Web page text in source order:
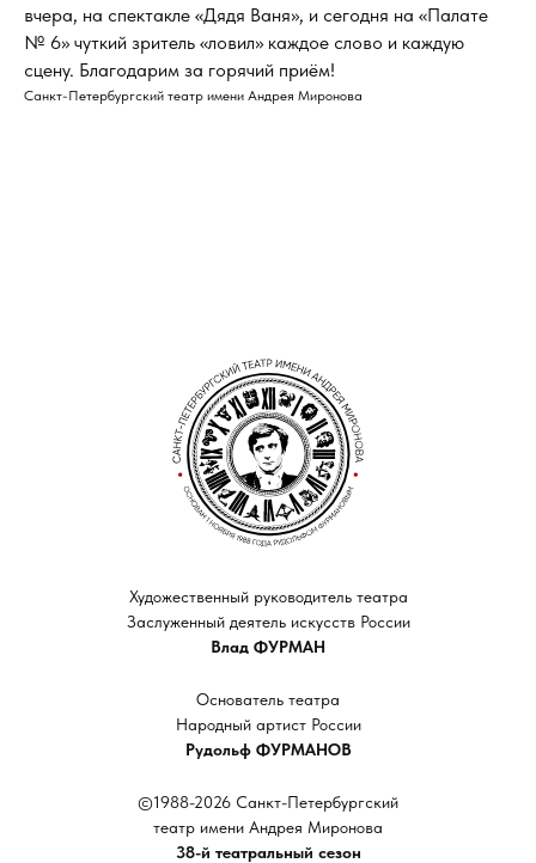
вчера, на спектакле «Дядя Ваня», и сегодня на «Палате
№ 6» чуткий зритель «ловил» каждое слово и каждую
сцену. Благодарим за горячий приём!
Санкт-Петербургский театр имени Андрея Миронова
Художественный руководитель театра
Заслуженный деятель искусств России
Влад ФУРМАН
©1988-2026 Санкт-Петербургский
театр имени Андрея Миронова
38-й театральный сезон
Основатель театра
Народный артист России
Рудольф ФУРМАНОВ